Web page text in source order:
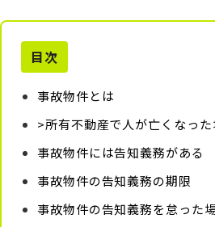
目次
事故物件とは
>所有不動産で人が亡くなっ
事故物件には告知義務がある
事故物件の告知義務の期限
事故物件の告知義務を怠った